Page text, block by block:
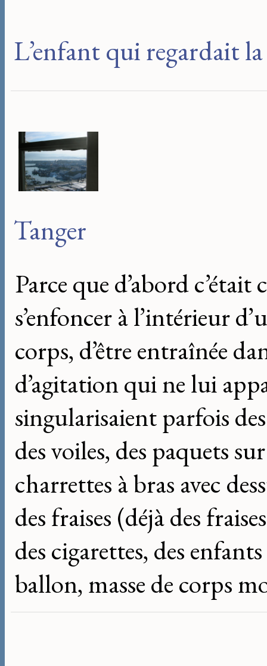
L’enfant qui regardait
Tanger
Parce que d’abord c’était
s’enfoncer à l’intérieur
corps, d’être entraînée
d’agitation qui ne lui
singularisaient parfois des
des voiles, des paquets
charrettes à bras avec
des fraises (déjà des
des cigarettes, des
ballon, masse de corps